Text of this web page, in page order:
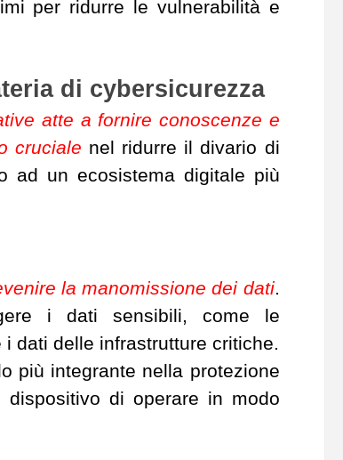
per ridurre le vulnerabilità e
di cybersicurezza
atte a fornire conoscenze e
cruciale nel ridurre il divario di
ad un ecosistema digitale più
la manomissione dei dati.
i dati sensibili, come le
dati delle infrastrutture critiche.
più integrante nella protezione
di operare in modo